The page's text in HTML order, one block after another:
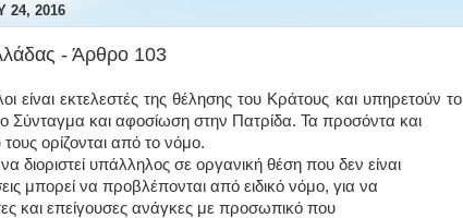
24, 2016
- Άρθρο 103
είναι εκτελεστές της θέλησης του Κράτους και υπηρετούν το
Σύνταγμα και αφοσίωση στην Πατρίδα. Τα προσόντα και
ορίζονται από το νόμο.
διοριστεί υπάλληλος σε οργανική θέση που δεν είναι
μπορεί να προβλέπονται από ειδικό νόμο, για να
και επείγουσες ανάγκες με προσωπικό που